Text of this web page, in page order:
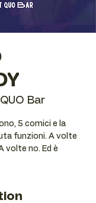
QUO Bar
5 comici e la
funzioni. A volte
volte no. Ed è